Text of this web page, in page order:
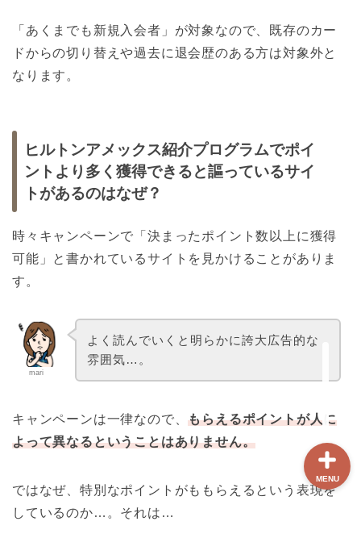
「あくまでも新規入会者」が対象なので、既存のカー
ドからの切り替えや過去に退会歴のある方は対象外と
なります。
ヒルトンアメックス紹介プログラムでポイ
ントより多く獲得できると謳っているサイ
トがあるのはなぜ？
時々キャンペーンで「決まったポイント数以上に獲得
可能」と書かれているサイトを見かけることがありま
す。
mari
よく読んでいくと明らかに誇大広告的な
雰囲気…。
キャンペーンは一律なので、もらえるポイントが人に
よって異なるということはありません。
ではなぜ、特別なポイントがももらえるという表現を
しているのか…。それは…
MENU
【最新版】パリ治安情報